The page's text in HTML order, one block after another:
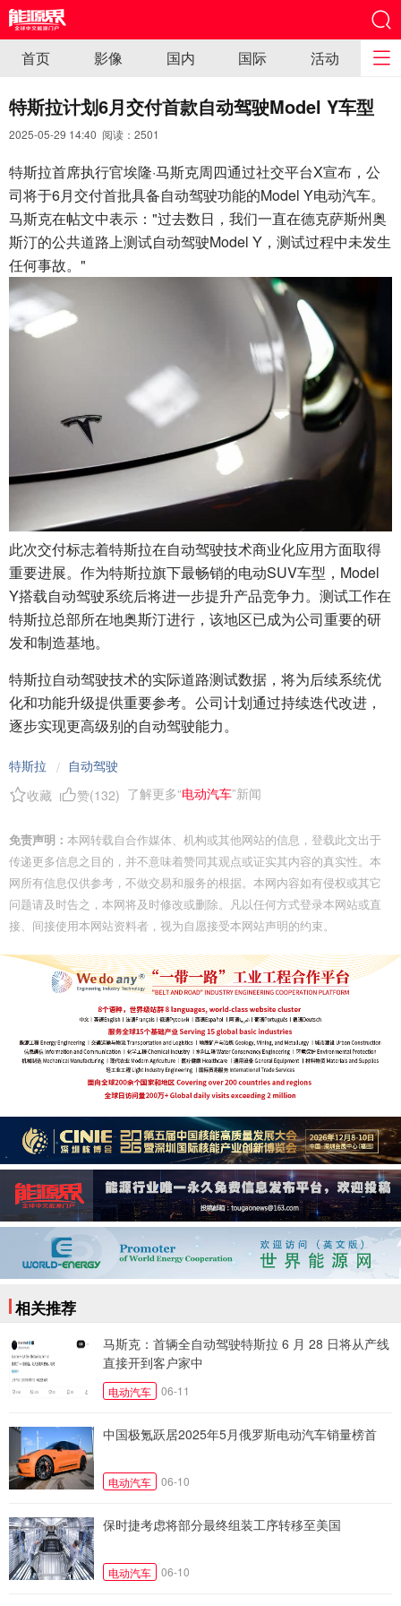
首页 影像 国内 国际 活动
特斯拉计划6月交付首款自动驾驶Model Y车型
2025-05-29 14:40 阅读： 2501
特斯拉首席执行官埃隆·马斯克周四通过社交平台X宣布，公
司将于6月交付首批具备自动驾驶功能的Model Y电动汽车。
马斯克在帖文中表示："过去数日，我们一直在德克萨斯州奥
斯汀的公共道路上测试自动驾驶Model Y，测试过程中未发生
任何事故。"
此次交付标志着特斯拉在自动驾驶技术商业化应用方面取得
重要进展。作为特斯拉旗下最畅销的电动SUV车型，Model
Y搭载自动驾驶系统后将进一步提升产品竞争力。测试工作在
特斯拉总部所在地奥斯汀进行，该地区已成为公司重要的研
发和制造基地。
特斯拉自动驾驶技术的实际道路测试数据，将为后续系统优
化和功能升级提供重要参考。公司计划通过持续迭代改进，
逐步实现更高级别的自动驾驶能力。
特斯拉 / 自动驾驶
收藏
赞(132) 了解更多“电动汽车”新闻
免责声明： 本网转载自合作媒体、机构或其他网站的信息，登载此文出于
传递更多信息之目的，并不意味着赞同其观点或证实其内容的真实性。本
网所有信息仅供参考，不做交易和服务的根据。本网内容如有侵权或其它
问题请及时告之，本网将及时修改或删除。凡以任何方式登录本网站或直
接、间接使用本网站资料者，视为自愿接受本网站声明的约束。
相关推荐
马斯克：首辆全自动驾驶特斯拉 6 月 28 日将从产线
直接开到客户家中
电动汽车 06-11
中国极氪跃居2025年5月俄罗斯电动汽车销量榜首
电动汽车 06-10
保时捷考虑将部分最终组装工序转移至美国
电动汽车 06-10